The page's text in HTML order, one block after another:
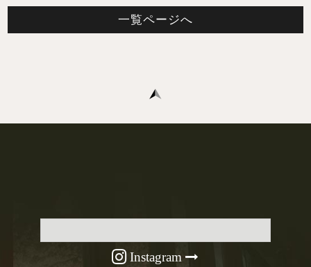
一覧ページへ
Instagram